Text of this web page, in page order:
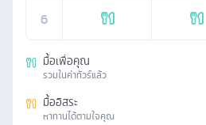
6
มื้อเพื่อคุณ
รวมในค่าทัวร์แล้ว
มื้ออิสระ
หาทานได้ตามใจคุณ